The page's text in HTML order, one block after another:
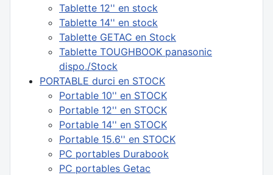
Tablette 12'' en stock
Tablette 14'' en stock
Tablette GETAC en Stock
Tablette TOUGHBOOK panasonic
dispo./Stock
PORTABLE durci en STOCK
Portable 10'' en STOCK
Portable 12'' en STOCK
Portable 14'' en STOCK
Portable 15.6'' en STOCK
PC portables Durabook
PC portables Getac